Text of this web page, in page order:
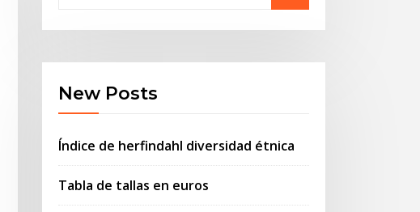
New Posts
Índice de herfindahl diversidad étnica
Tabla de tallas en euros